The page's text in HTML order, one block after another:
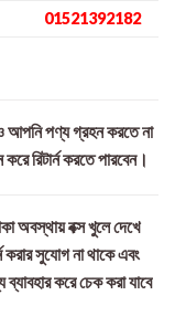
01521392182
আপনি পণ্য গ্রহন করতে না
রিটার্ন করতে পারবেন।
অবস্থায় বক্স খুলে দেখে
করার সুযোগ না থাকে এবং
ব্যাবহার করে চেক করা যাবে